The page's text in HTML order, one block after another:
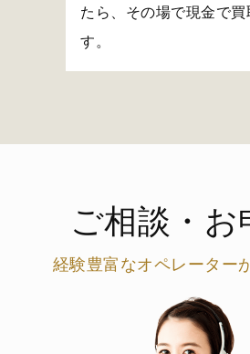
たら、その場で現金で買
す。
ご相談・お
経験豊富なオペレーター